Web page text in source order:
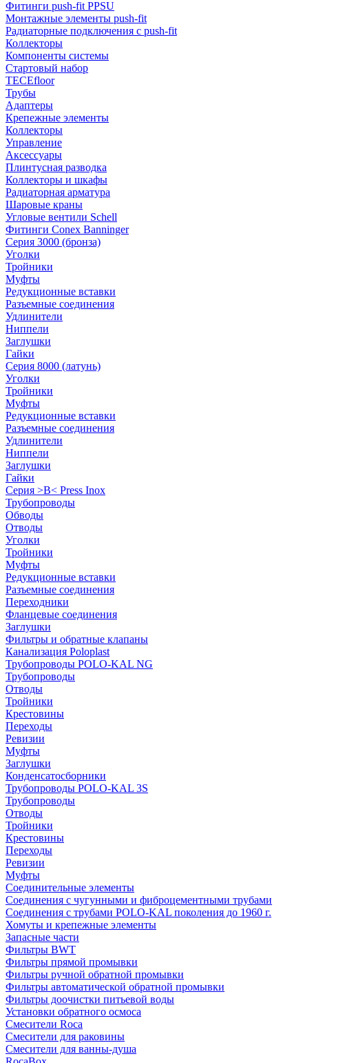
Фитинги push-fit PPSU
Монтажные элементы push-fit
Радиаторные подключения с push-fit
Коллекторы
Компоненты системы
Стартовый набор
TECEfloor
Трубы
Адаптеры
Крепежные элементы
Коллекторы
Управление
Аксессуары
Плинтусная разводка
Коллекторы и шкафы
Радиаторная арматура
Шаровые краны
Угловые вентили Schell
Фитинги Conex Banninger
Серия 3000 (бронза)
Уголки
Тройники
Муфты
Редукционные вставки
Разъемные соединения
Удлинители
Ниппели
Заглушки
Гайки
Серия 8000 (латунь)
Уголки
Тройники
Муфты
Редукционные вставки
Разъемные соединения
Удлинители
Ниппели
Заглушки
Гайки
Серия >B< Press Inox
Трубопроводы
Обводы
Отводы
Уголки
Тройники
Муфты
Редукционные вставки
Разъемные соединения
Переходники
Фланцевые соединения
Заглушки
Фильтры и обратные клапаны
Канализация Poloplast
Трубопроводы POLO-KAL NG
Трубопроводы
Отводы
Тройники
Крестовины
Переходы
Ревизии
Муфты
Заглушки
Конденсатосборники
Трубопроводы POLO-KAL 3S
Трубопроводы
Отводы
Тройники
Крестовины
Переходы
Ревизии
Муфты
Соединительные элементы
Соединения с чугунными и фиброцементными трубами
Соединения с трубами POLO-KAL поколения до 1960 г.
Хомуты и крепежные элементы
Запасные части
Фильтры BWT
Фильтры прямой промывки
Фильтры ручной обратной промывки
Фильтры автоматической обратной промывки
Фильтры доочистки питьевой воды
Установки обратного осмоса
Смесители Roca
Смесители для раковины
Смесители для ванны-душа